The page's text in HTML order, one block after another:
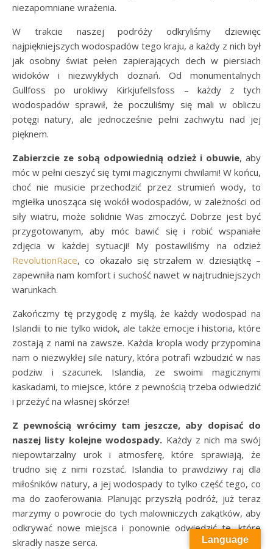
niezapomniane wrażenia.
W trakcie naszej podróży odkryliśmy dziewięc
najpiękniejszych wodospadów tego kraju, a każdy z nich był
jak osobny świat pełen zapierających dech w piersiach
widoków i niezwykłych doznań. Od monumentalnych
Gullfoss po urokliwy Kirkjufellsfoss – każdy z tych
wodospadów sprawił, że poczuliśmy się mali w obliczu
potęgi natury, ale jednocześnie pełni zachwytu nad jej
pięknem.
Zabierzcie ze sobą odpowiednią odzież i obuwie, aby
móc w pełni cieszyć się tymi magicznymi chwilami! W końcu,
choć nie musicie przechodzić przez strumień wody, to
mgiełka unosząca się wokół wodospadów, w zależności od
siły wiatru, może solidnie Was zmoczyć. Dobrze jest być
przygotowanym, aby móc bawić się i robić wspaniałe
zdjęcia w każdej sytuacji! My postawiliśmy na odzież
RevolutionRace, co okazało się strzałem w dziesiątkę –
zapewniła nam komfort i suchość nawet w najtrudniejszych
warunkach.
Zakończmy tę przygodę z myślą, że każdy wodospad na
Islandii to nie tylko widok, ale także emocje i historia, które
zostają z nami na zawsze. Każda kropla wody przypomina
nam o niezwykłej sile natury, która potrafi wzbudzić w nas
podziw i szacunek. Islandia, ze swoimi magicznymi
kaskadami, to miejsce, które z pewnością trzeba odwiedzić
i przeżyć na własnej skórze!
Z pewnością wrócimy tam jeszcze, aby dopisać do
naszej listy kolejne wodospady. Każdy z nich ma swój
niepowtarzalny urok i atmosferę, które sprawiają, że
trudno się z nimi rozstać. Islandia to prawdziwy raj dla
miłośników natury, a jej wodospady to tylko część tego, co
ma do zaoferowania. Planując przyszłą podróż, już teraz
marzymy o powrocie do tych malowniczych zakątków, aby
odkrywać nowe miejsca i ponownie odwiedzić te, które
skradły nasze serca.
Language